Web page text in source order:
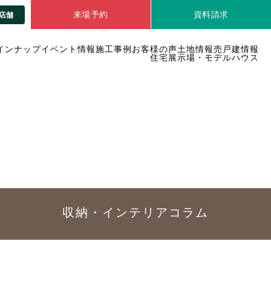
ンナップイベント情報施工事例 お客様の声土地情報売戸建情報
住宅展示場・モデルハウス
舗 来場予約 資料請求
収納・インテリア コラム